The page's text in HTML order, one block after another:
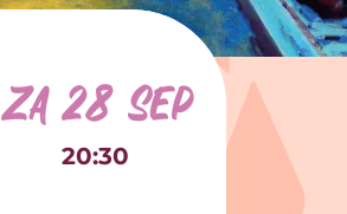
za 28 sep
20:30